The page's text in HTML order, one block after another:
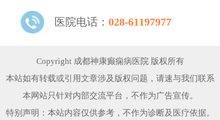
医院电话： 028-61197977
Copyright 成都神康癫痫病医院 版权所有
本站如有转载或引用文章涉及版权问题，请速与我们联系
本网站只针对内部交流平台，不作为广告宣传。
特别声明：本站内容仅供参考，不作为诊断及医疗依据。